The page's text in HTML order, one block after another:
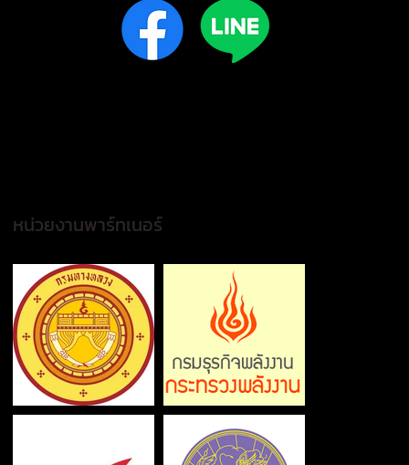
หน่วยงานพาร์ทเนอร์